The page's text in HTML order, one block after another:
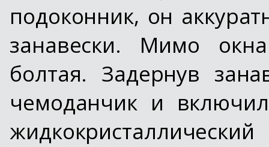
подоконник, он
занавески. Мимо
болтая. Задернув
чемоданчик и